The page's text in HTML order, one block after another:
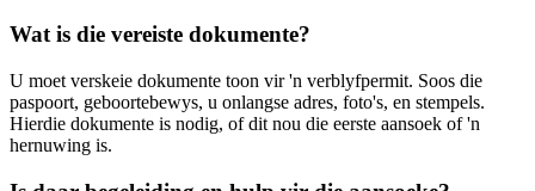
Wat is die vereiste dokumente?
U moet verskeie dokumente toon vir 'n verblyfpermit. Soos die
paspoort, geboortebewys, u onlangse adres, foto's, en stempels.
Hierdie dokumente is nodig, of dit nou die eerste aansoek of 'n
hernuwing is.